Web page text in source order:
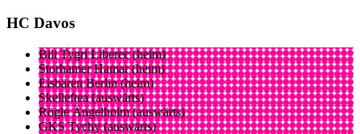
HC Davos
Bili Tygri Liberec (heim)
Storhamer Hamar (heim)
Eisbären Berlin (heim)
Skelleftea (auswärts)
Rögle Ängelholm (auswärts)
GKS Tychy (auswärts)